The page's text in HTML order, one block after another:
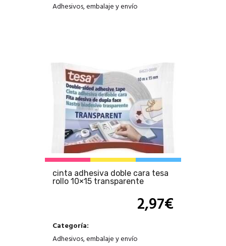
Adhesivos, embalaje y envío
cinta adhesiva doble cara tesa
rollo 10×15 transparente
2,97€
Categoría:
Adhesivos, embalaje y envío